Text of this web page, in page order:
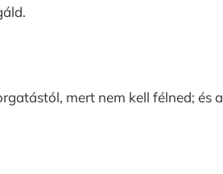
mert nem kell félned; és a